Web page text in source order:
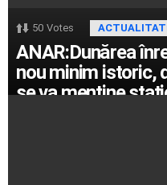
50 Votes
ANAR:Dunărea
nou minim istoric,
se va menține